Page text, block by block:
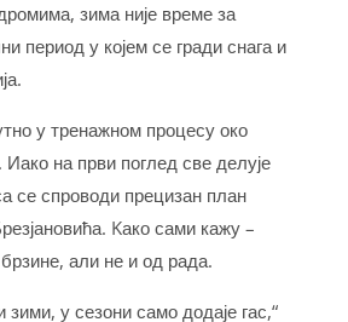
зима није време за
период у којем се гради снага и
у тренажном процесу око
Иако на први поглед све делује
се спроводи прецизан план
Kако сами кажу –
али не и од рада.
зими, у сезони само додаје гас,“